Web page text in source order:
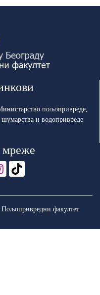
пољопривреде,
шумарства и водопривреде
мреже
факултет